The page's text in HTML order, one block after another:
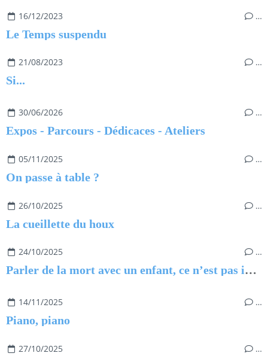
16/12/2023 …
Le Temps suspendu
21/08/2023 …
Si...
30/06/2026 …
Expos - Parcours - Dédicaces - Ateliers
05/11/2025 …
On passe à table ?
26/10/2025 …
La cueillette du houx
24/10/2025 …
Parler de la mort avec un enfant, ce n’est pas impossible
14/11/2025 …
Piano, piano
27/10/2025 …